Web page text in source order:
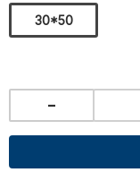
30*50
-